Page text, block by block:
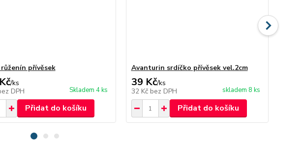
přívěsek
/ks
DPH Skladem 4 ks
Přidat do košíku
Avanturin srdíčko přívěsek vel.2cm
39 Kč/ks
32 Kč bez DPH skladem 8 ks
Přidat do košíku